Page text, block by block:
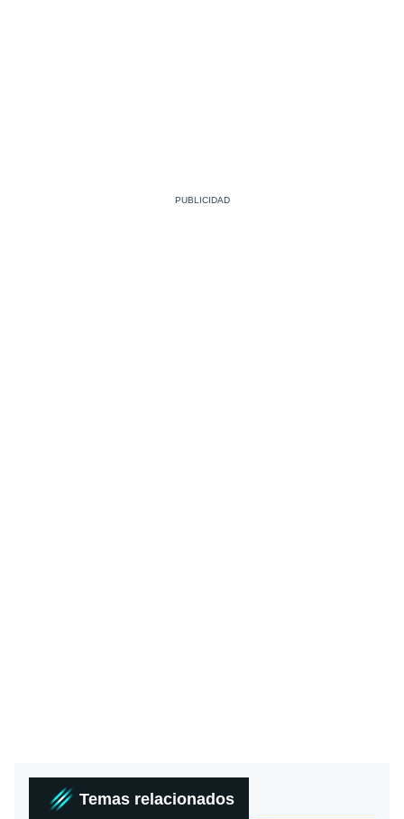
Temas relacionados